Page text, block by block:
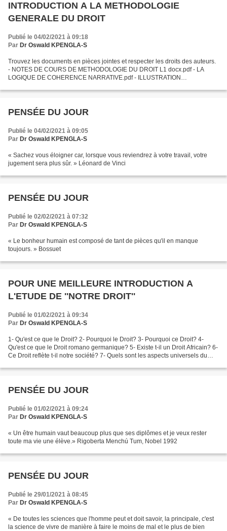
INTRODUCTION A LA METHODOLOGIE
GENERALE DU DROIT
Publié le 04/02/2021 à 09:18
Par Dr Oswald KPENGLA-S
Trouvez les documents en pièces jointes et respecter les droits des auteurs.
- NOTES DE COURS DE METHODOLOGIE DU DROIT L1 docx.pdf - LA
LOGIQUE DE COHERENCE NARRATIVE.pdf - ILLUSTRATION
PENSÉE DU JOUR
Publié le 04/02/2021 à 09:05
Par Dr Oswald KPENGLA-S
« Sachez vous éloigner car, lorsque vous reviendrez à votre travail, votre
jugement sera plus sûr. » Léonard de Vinci
PENSÉE DU JOUR
Publié le 02/02/2021 à 07:32
Par Dr Oswald KPENGLA-S
« Le bonheur humain est composé de tant de pièces qu'il en manque
toujours. » Bossuet
POUR UNE MEILLEURE INTRODUCTION A
L'ETUDE DE ''NOTRE DROIT''
Publié le 01/02/2021 à 09:34
Par Dr Oswald KPENGLA-S
1- Qu'est ce que le Droit? 2- Pourquoi le Droit? 3- Pourquoi ce Droit? 4-
Qu'est ce que le Droit romano germanique? 5- Existe t-il un Droit Africain? 6-
Ce Droit reflète t-il notre société? 7- Quels sont les aspects universels du
PENSÉE DU JOUR
Publié le 01/02/2021 à 09:24
Par Dr Oswald KPENGLA-S
« Un être humain vaut beaucoup plus que ses diplômes et je veux rester
toute ma vie une élève.» Rigoberta Menchú Tum, Nobel 1992
PENSÉE DU JOUR
Publié le 29/01/2021 à 08:45
Par Dr Oswald KPENGLA-S
« De toutes les sciences que l'homme peut et doit savoir, la principale, c'est
la science de vivre de manière à faire le moins de mal et le plus de bien